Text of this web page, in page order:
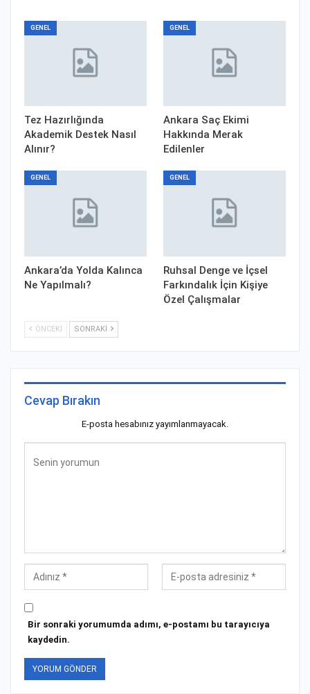
GENEL
Tez Hazırlığında
Akademik Destek Nasıl
Alınır?
GENEL
Ankara Saç Ekimi
Hakkında Merak
Edilenler
GENEL
Ankara’da Yolda Kalınca
Ne Yapılmalı?
GENEL
Ruhsal Denge ve İçsel
Farkındalık İçin Kişiye
Özel Çalışmalar
ÖNCEKI SONRAKI
Cevap Bırakın
E-posta hesabınız yayımlanmayacak.
Bir sonraki yorumumda adımı, e-postamı bu tarayıcıya
kaydedin.